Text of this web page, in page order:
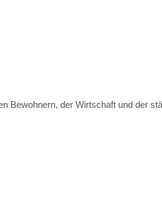
Bewohnern, der Wirtschaft und der